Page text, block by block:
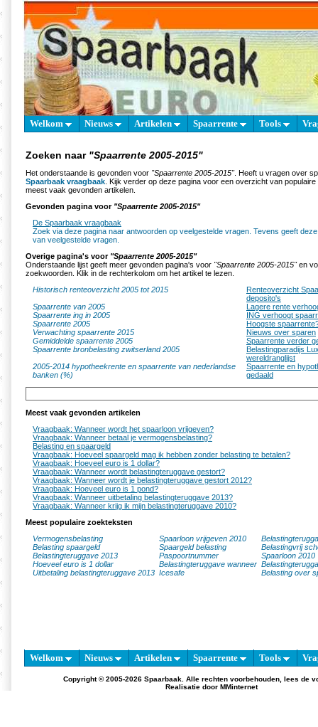
Welkom Nieuws Artikelen Spaarrente Tools
Zoeken naar "Spaarrente 2005-2015"
Het onderstaande is gevonden voor "Spaarrente 2005-2015". Heeft u vragen over
Spaarbaak vraagbaak . Kijk verder op deze pagina voor een overzicht van
meest vaak gevonden artikelen.
Gevonden pagina voor "Spaarrente 2005-2015"
De Spaarbaak vraagbaak
Zoek via deze pagina naar antwoorden op veelgestelde vragen. Tevens geeft
van veelgestelde vragen.
Overige pagina's voor "Spaarrente 2005-2015"
Onderstaande lijst geeft meer gevonden pagina's voor "Spaarrente 2005-2015"en
zoekwoorden. Klik in de rechterkolom om het artikel te lezen.
Historisch renteoverzicht 2005 tot 2015
Renteoverzicht
deposito's
Spaarrente van 2005
Lagere rente
Spaarrente ing in 2005
ING verhoogt
Spaarrente 2005
Hoogste
Verwachting spaarrente 2015
Nieuws over sparen
Gemiddelde spaarrente 2005
Spaarrente verder
Spaarrente bronbelasting zwitserland 2005
Belastingparadijs
wereldranglijst
2005-2014 hypotheekrente en spaarrente van nederlandse
banken (%)
Spaarrente en
gedaald
Meest vaak gevonden artikelen
Vraagbaak: Wanneer wordt het spaarloon vrijgeven?
Vraagbaak: Wanneer betaal je vermogensbelasting?
Belasting en spaargeld
Vraagbaak: Hoeveel spaargeld mag ik hebben zonder belasting te betalen?
Vraagbaak: Hoeveel euro is 1 dollar?
Vraagbaak: Wanneer wordt belastingteruggave gestort?
Vraagbaak: Wanneer wordt je belastingteruggave gestort 2012?
Vraagbaak: Hoeveel euro is 1 pond?
Vraagbaak: Wanneer uitbetaling belastingteruggave 2013?
Vraagbaak: Wanneer krijg ik mijn belastingteruggave 2010?
Meest populaire zoekteksten
Vermogensbelasting
Spaarloon vrijgeven 2010
Belasting spaargeld
Spaargeld belasting
Belastingvrij
Belastingteruggave 2013
Paspoortnummer
Spaarloon 2010
Hoeveel euro is 1 dollar
Belastingteruggave wanneer
Uitbetaling belastingteruggave 2013 Icesafe Belasting over
Welkom Nieuws Artikelen Spaarrente Tools
Copyright © 2005-2026 Spaarbaak. Alle rechten voorbehouden, lees de
Realisatie door MMinternet